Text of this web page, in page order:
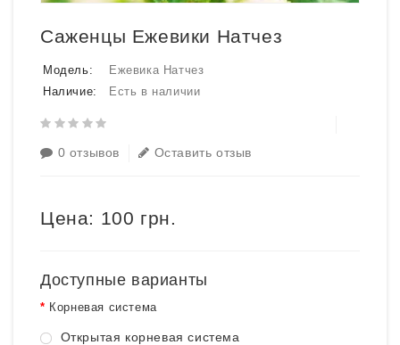
Саженцы Ежевики Натчез
Модель:
Ежевика Натчез
Наличие:
Есть в наличии
0 отзывов Оставить отзыв
Цена: 100 грн.
Доступные варианты
Корневая система
Открытая корневая система